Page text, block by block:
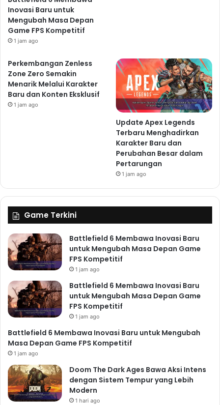
Inovasi Baru untuk
Mengubah Masa Depan
Game FPS Kompetitif
1 jam ago
Perkembangan Zenless
Zone Zero Semakin
Menarik Melalui Karakter
Baru dan Konten Eksklusif
1 jam ago
Update Apex Legends
Terbaru Menghadirkan
Karakter Baru dan
Perubahan Besar dalam
Pertarungan
1 jam ago
Game Terkini
Battlefield 6 Membawa Inovasi Baru
untuk Mengubah Masa Depan Game
FPS Kompetitif
1 jam ago
Battlefield 6 Membawa Inovasi Baru
untuk Mengubah Masa Depan Game
FPS Kompetitif
1 jam ago
Battlefield 6 Membawa Inovasi Baru untuk Mengubah
Masa Depan Game FPS Kompetitif
1 jam ago
Doom The Dark Ages Bawa Aksi Intens
dengan Sistem Tempur yang Lebih
Modern
1 hari ago